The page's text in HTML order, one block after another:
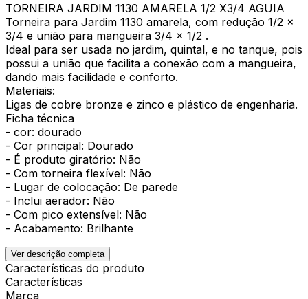
TORNEIRA JARDIM 1130 AMARELA 1/2 X3/4 AGUIA
Torneira para Jardim 1130 amarela, com redução 1/2 x
3/4 e união para mangueira 3/4 x 1/2 .
Ideal para ser usada no jardim, quintal, e no tanque, pois
possui a união que facilita a conexão com a mangueira,
dando mais facilidade e conforto.
Materiais:
Ligas de cobre bronze e zinco e plástico de engenharia.
Ficha técnica
- cor: dourado
- Cor principal: Dourado
- É produto giratório: Não
- Com torneira flexível: Não
- Lugar de colocação: De parede
- Inclui aerador: Não
- Com pico extensível: Não
- Acabamento: Brilhante
Ver descrição completa
Características do produto
Características
Marca